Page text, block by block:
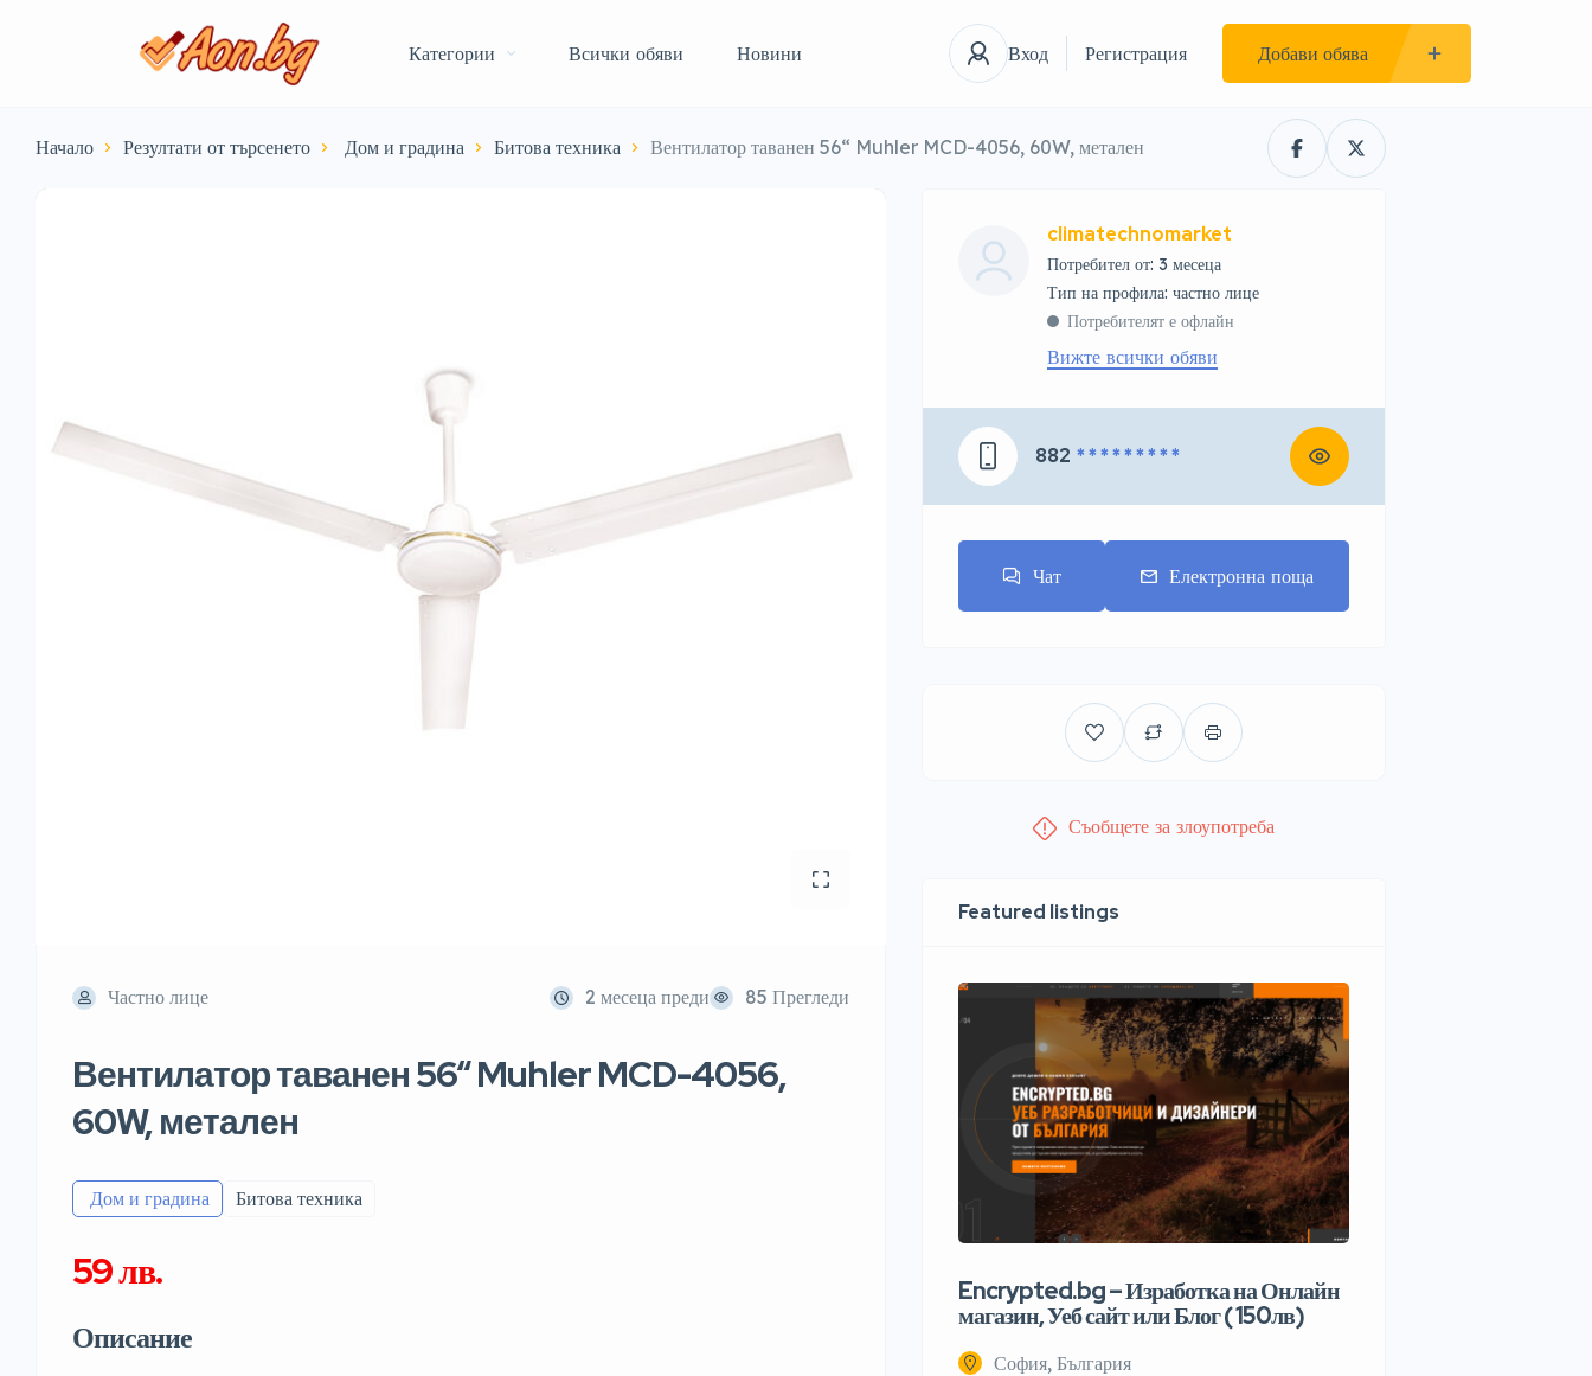
Категории Всички обяви Новини Вход Регистрация Добави обява
Начало Резултати от търсенето ️ Дом и градина Битова техника Вентилатор таванен 56“ Muhler MCD-4056, 60W, метален
Частно лице 2 месеца преди 85 Прегледи
Вентилатор таванен 56“ Muhler MCD-4056,
60W, метален
️ Дом и градина Битова техника
59 лв.
Описание
climatechnomarket
Потребител от: 3 месеца
тип на профила: частно лице
Потребителят е офлайн
Вижте всички обяви
882 * * * * * * * * *
Чат Електронна поща
Съобщете за злоупотреба
Featured listings
Encrypted.bg – Изработка на Онлайн
магазин, Уеб сайт или Блог ( 150лв)
София, България